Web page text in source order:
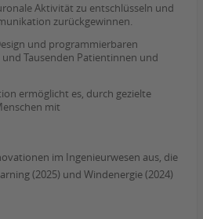
Aktivität zu entschlüsseln und
zurückgewinnen.
und programmierbaren
Tausenden Patientinnen und
ermöglicht es, durch gezielte
mit
im Ingenieurwesen aus, die
(2025) und Windenergie (2024)